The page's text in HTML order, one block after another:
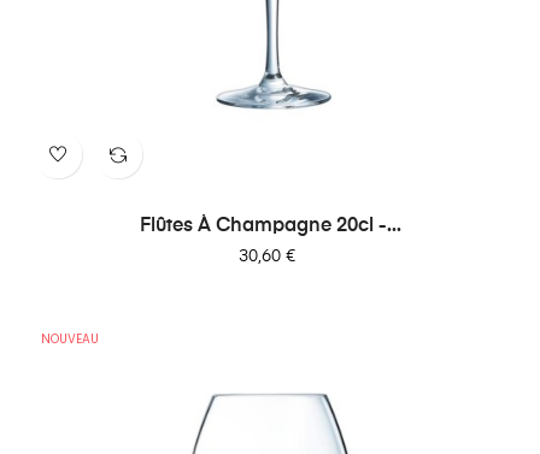
Flûtes À Champagne 20cl -...
Prix
30,60 €
NOUVEAU